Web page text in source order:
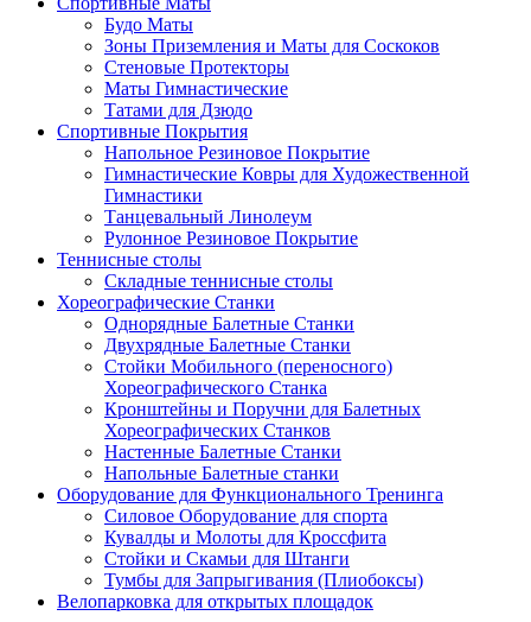
Будо Маты
Зоны Приземления и Маты для Соскоков
Стеновые Протекторы
Маты Гимнастические
Татами для Дзюдо
Спортивные Покрытия
Напольное Резиновое Покрытие
Гимнастические Ковры для Художественной
Гимнастики
Танцевальный Линолеум
Рулонное Резиновое Покрытие
Теннисные столы
Складные теннисные столы
Хореографические Станки
Однорядные Балетные Станки
Двухрядные Балетные Станки
Стойки Мобильного (переносного)
Хореографического Станка
Кронштейны и Поручни для Балетных
Хореографических Станков
Настенные Балетные Станки
Напольные Балетные станки
Оборудование для Функционального Тренинга
Силовое Оборудование для спорта
Кувалды и Молоты для Кроссфита
Стойки и Скамьи для Штанги
Тумбы для Запрыгивания (Плиобоксы)
Велопарковка для открытых площадок